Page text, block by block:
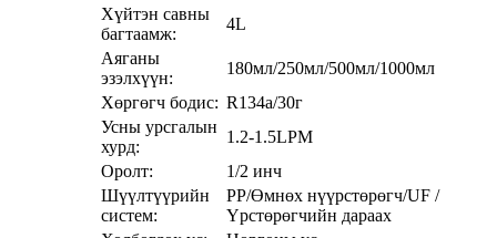
Хүйтэн савны
багтаамж:
4L
Аяганы
эзэлхүүн:
180мл/250мл/500мл/1000мл
Хөргөгч бодис: R134a/30г
Усны урсгалын
хурд:
1.2-1.5LPM
Оролт:
1/2 инч
Шүүлтүүрийн
систем:
PP/Өмнөх нүүрстөрөгч/UF /
Үрстөрөгчийн дараах